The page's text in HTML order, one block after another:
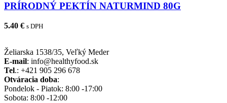
PRÍRODNÝ PEKTÍN NATURMIND 80G
5.40 € s DPH
Želiarska 1538/35, Veľký Meder
E-mail: info@healthyfood.sk
Tel.: +421 905 296 678
Otváracia doba:
Pondelok - Piatok: 8:00 -17:00
Sobota: 8:00 -12:00